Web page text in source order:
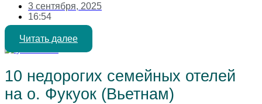
о сроках действия российского загранпаспорта для
безвизового въезда в Китай не публиковалось, общие
требования к въезду предполагают, что […]
3 сентября, 2025
16:54
Читать далее
10 недорогих семейных отелей
на о. Фукуок (Вьетнам)